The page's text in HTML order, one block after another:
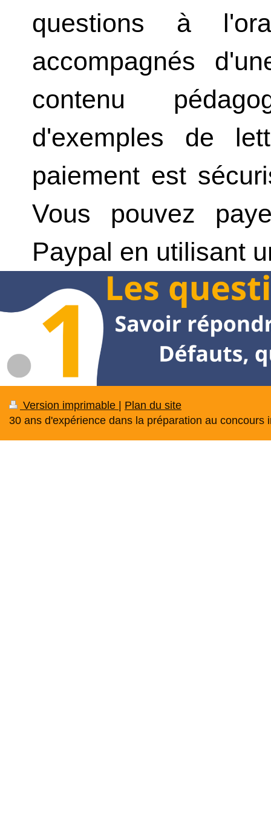
questions à
accompagnés
contenu
d'exemples de
paiement est
Vous pouvez
Paypal en utilisant
Version imprimable
Plan du site
30 ans d'expérience dans la préparation au concours